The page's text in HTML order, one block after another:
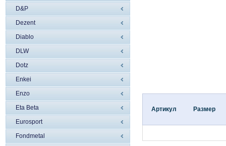
D&P
Dezent
Diablo
DLW
Dotz
Enkei
Enzo
Eta Beta
Eurosport
Fondmetal
Артикул Размер